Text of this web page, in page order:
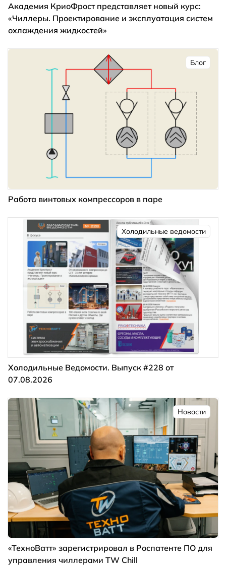
Академия КриоФрост представляет новый курс:
«Чиллеры. Проектирование и эксплуатация систем
охлаждения жидкостей»
Блог
Работа винтовых компрессоров в паре
Холодильные ведомости
Холодильные Ведомости. Выпуск #228 от
07.08.2026
Новости
«ТехноВатт» зарегистрировал в Роспатенте ПО для
управления чиллерами TW Chill